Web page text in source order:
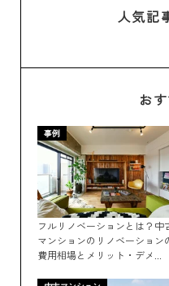
人気記
お
事例
フルリノベーションとは？中
マンションのリノベーション
費用相場とメリット・デメ...